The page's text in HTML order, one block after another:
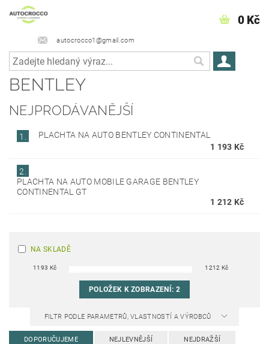
autocrocco1@gmail.com
0 Kč
BENTLEY
NEJPRODÁVANĚJŠÍ
1.
PLACHTA NA AUTO BENTLEY CONTINENTAL
1 193 Kč
2.
PLACHTA NA AUTO MOBILE GARAGE BENTLEY
CONTINENTAL GT
1 212 Kč
NA SKLADĚ
1193 Kč 1212 Kč
POLOŽEK K ZOBRAZENÍ: 2
FILTR PODLE PARAMETRŮ, VLASTNOSTÍ A VÝROBCŮ
DOPORUČUJEME NEJLEVNĚJŠÍ NEJDRAŽŠÍ